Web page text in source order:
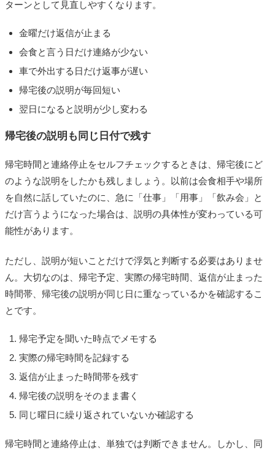
ターンとして見直しやすくなります。
金曜だけ返信が止まる
会食と言う日だけ連絡が少ない
車で外出する日だけ返事が遅い
帰宅後の説明が毎回短い
翌日になると説明が少し変わる
帰宅後の説明も同じ日付で残す
帰宅時間と連絡停止をセルフチェックするときは、帰宅後にど
のような説明をしたかも残しましょう。以前は会食相手や場所
を自然に話していたのに、急に「仕事」「用事」「飲み会」と
だけ言うようになった場合は、説明の具体性が変わっている可
能性があります。
ただし、説明が短いことだけで浮気と判断する必要はありませ
ん。大切なのは、帰宅予定、実際の帰宅時間、返信が止まった
時間帯、帰宅後の説明が同じ日に重なっているかを確認するこ
とです。
帰宅予定を聞いた時点でメモする
実際の帰宅時間を記録する
返信が止まった時間帯を残す
帰宅後の説明をそのまま書く
同じ曜日に繰り返されていないか確認する
帰宅時間と連絡停止は、単独では判断できません。しかし、同